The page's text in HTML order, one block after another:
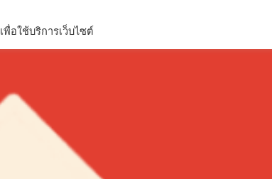
เพื่อใช้บริการเว็บไซต์